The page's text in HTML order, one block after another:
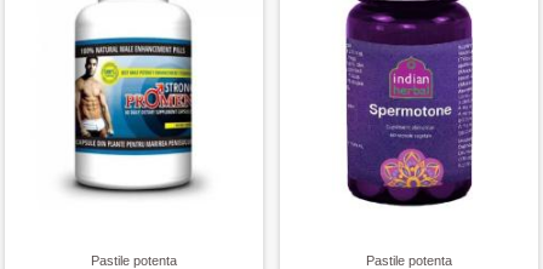
Pastile potenta Pastile potenta